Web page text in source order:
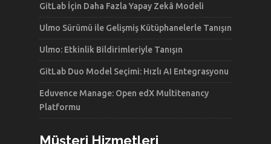
GitLab İçin Daha Fazla Yapay Zekâ Modeli
Ulmo Sürümü ile Gelişmiş Kütüphanelerle Tanışın
Ulmo: Etkinlik Bildirimleriyle Tanışın
GitLab Duo Model Seçimi: Hızlı AI Entegrasyonu
Eduvence Manage: Open edX Multitenancy
Platformu
Müşteri Hizmetleri